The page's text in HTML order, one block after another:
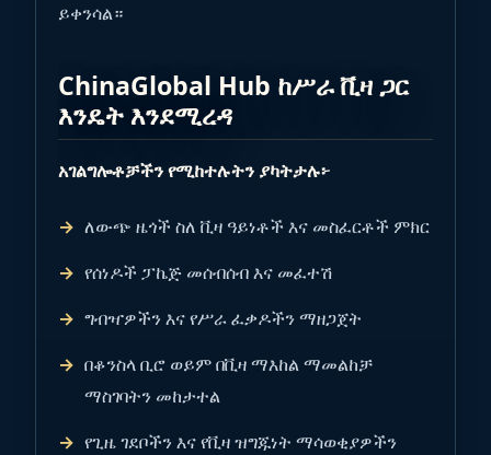
ይቀንሳል።
ChinaGlobal Hub ከሥራ ቪዛ ጋር
እንዴት እንደሚረዳ
አገልግሎቶቻችን የሚከተሉትን ያካትታሉ፦
ለውጭ ዜጎች ስለ ቪዛ ዓይነቶች እና መስፈርቶች ምክር
የሰነዶች ፓኬጅ መሰብሰብ እና መፈተሽ
ግብዣዎችን እና የሥራ ፈቃዶችን ማዘጋጀት
በቆንስላ ቢሮ ወይም በቪዛ ማእከል ማመልከቻ
ማስገባትን መከታተል
የጊዜ ገደቦችን እና የቪዛ ዝግጁነት ማሳወቂያዎችን